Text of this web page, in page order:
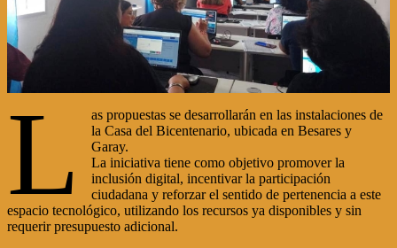
L
as propuestas se desarrollarán en las instalaciones de
la Casa del Bicentenario, ubicada en Besares y
Garay.
La iniciativa tiene como objetivo promover la
inclusión digital, incentivar la participación
ciudadana y reforzar el sentido de pertenencia a este
espacio tecnológico, utilizando los recursos ya disponibles y sin
requerir presupuesto adicional.